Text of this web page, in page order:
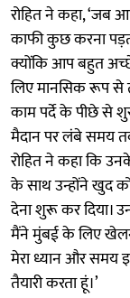
रोहित ने कहा, ‘जब
काफी कुछ करना
क्योंकि आप बहुत
लिए मानसिक रूप से
काम पर्दे के पीछे से
मैदान पर लंबे समय
रोहित ने कहा कि
के साथ उन्होंने खुद
देना शुरू कर दिया।
मैंने मुंबई के लिए
मेरा ध्यान और समय
तैयारी करता हूं।’